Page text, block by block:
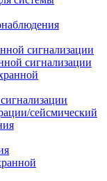
сигнализации
сигнализации
сейсмический